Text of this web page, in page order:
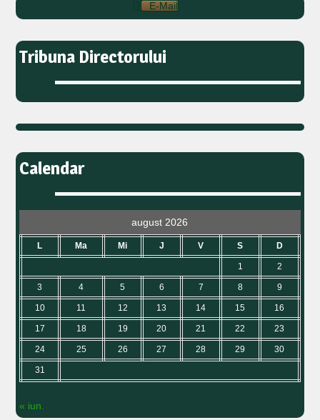
E-Mail
Tribuna Directorului
Calendar
august 2026
L Ma Mi J V S D
1 2
3 4 5 6 7 8 9
10 11 12 13 14 15 16
17 18 19 20 21 22 23
24 25 26 27 28 29 30
31
« iun.